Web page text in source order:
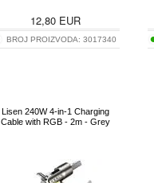
12,80 EUR
BROJ PROIZVODA:3017340
Lisen 240W 4-in-1 Charging
Cable with RGB - 2m - Grey